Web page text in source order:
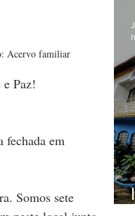
Acervo familiar
Paz!
em
Somos sete